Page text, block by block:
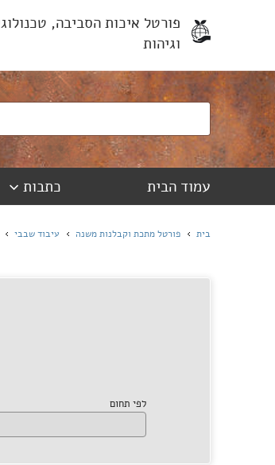
פורטל איכות הסביבה,
וגיהות
עמוד הבית כתבות
בית פורטל מתכת וקבלנות משנה עיבוד שבבי
לפי תחום